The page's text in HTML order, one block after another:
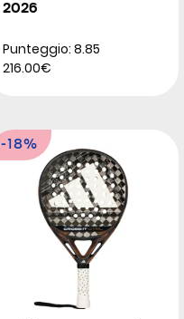
2026
Punteggio: 8.85
216.00€
-18%